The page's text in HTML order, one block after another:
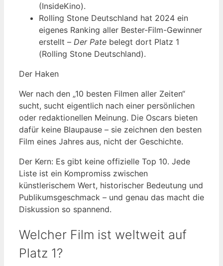
(InsideKino).
Rolling Stone Deutschland hat 2024 ein
eigenes Ranking aller Bester-Film-Gewinner
erstellt – Der Pate belegt dort Platz 1
(Rolling Stone Deutschland).
Der Haken
Wer nach den „10 besten Filmen aller Zeiten“
sucht, sucht eigentlich nach einer persönlichen
oder redaktionellen Meinung. Die Oscars bieten
dafür keine Blaupause – sie zeichnen den besten
Film eines Jahres aus, nicht der Geschichte.
Der Kern: Es gibt keine offizielle Top 10. Jede
Liste ist ein Kompromiss zwischen
künstlerischem Wert, historischer Bedeutung und
Publikumsgeschmack – und genau das macht die
Diskussion so spannend.
Welcher Film ist weltweit auf
Platz 1?